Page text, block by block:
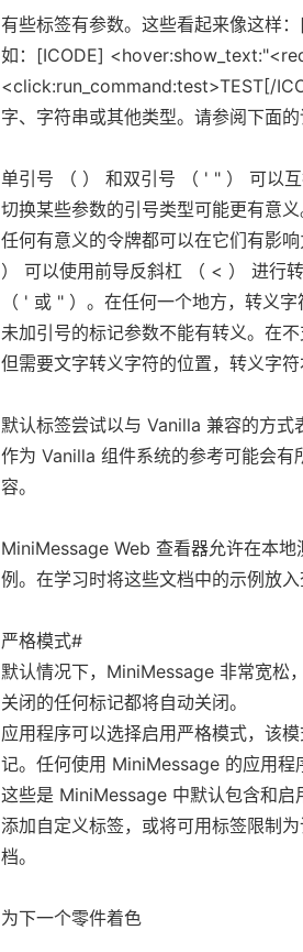
有些标签有参数。这些看起来像这
如：[ICODE]
<click:run_command:test>TEST[/
字、字符串或其他类型。请参阅下面的
单引号 （ ） 和双引号 （ ' " ） 可以
切换某些参数的引号类型可能更有意义
任何有意义的令牌都可以在它们有影
） 可以使用前导反斜杠 （ < ） 进行
（ ' 或 " ）。在任何一个地方，转义
未加引号的标记参数不能有转义。在
但需要文字转义字符的位置，转义字
默认标签尝试以与 Vanilla 兼容的方
作为 Vanilla 组件系统的参考可能会
容。
MiniMessage Web 查看器允许在本
例。在学习时将这些文档中的示例放入
严格模式#
默认情况下，MiniMessage 非常宽松
关闭的任何标记都将自动关闭。
应用程序可以选择启用严格模式，该
记。任何使用 MiniMessage 的应用程
这些是 MiniMessage 中默认包含和
添加自定义标签，或将可用标签限制
档。
为下一个零件着色